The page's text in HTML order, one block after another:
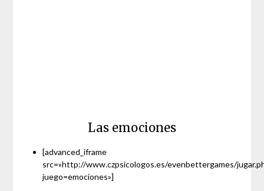
Las emociones
[advanced_iframe
src=»http://www.czpsicologos.es/evenbettergames/
juego=emociones»]